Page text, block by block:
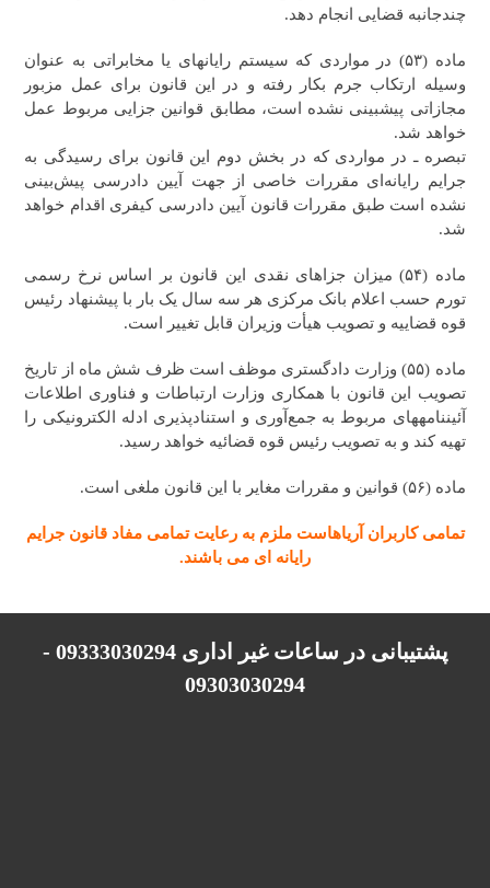
چندجانبه قضایی انجام دهد.
ماده (۵۳) در مواردی که سیستم‎ رایانه‎ای یا مخابراتی به عنوان
وسیله ارتکاب جرم بکار رفته و در این قانون برای عمل مزبور
مجازاتی پیش‎بینی نشده است، مطابق قوانین جزایی مربوط عمل
خواهد شد.
تبصره ـ در مواردی که در بخش دوم این قانون برای رسیدگی به
جرایم رایانه‌ای مقررات خاصی از جهت آیین دادرسی پیش‌بینی
نشده است طبق مقررات قانون آیین دادرسی کیفری اقدام خواهد
شد.
ماده (۵۴) میزان جزاهای نقدی این قانون بر اساس نرخ رسمی
تورم حسب اعلام بانک مرکزی هر سه سال یک بار با پیشنهاد رئیس
قوه قضاییه و تصویب هیأت وزیران قابل تغییر است.
ماده (۵۵) وزارت‌ دادگستری موظف است ظرف شش ماه از تاریخ
تصویب این قانون با همکاری وزارت ارتباطات و فناوری اطلاعات
آئین‎نامه‎‎های مربوط به جمع‌آوری و استنادپذیری ادله الکترونیکی را
تهیه کند و به تصویب رئیس قوه قضائیه خواهد رسید.
ماده (۵۶) قوانین و مقررات مغایر با این قانون ملغی است.
تمامی کاربران آریاهاست ملزم به رعایت تمامی مفاد قانون جرایم
رایانه ای می باشند.
پشتیبانی در ساعات غیر اداری 09333030294 -
09303030294